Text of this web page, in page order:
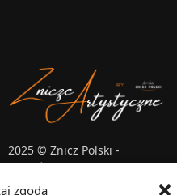
zgodą
2025 © Znicz Polski -
Wytwórnia Zniczy
Wszelkie prawa zastrzeżone